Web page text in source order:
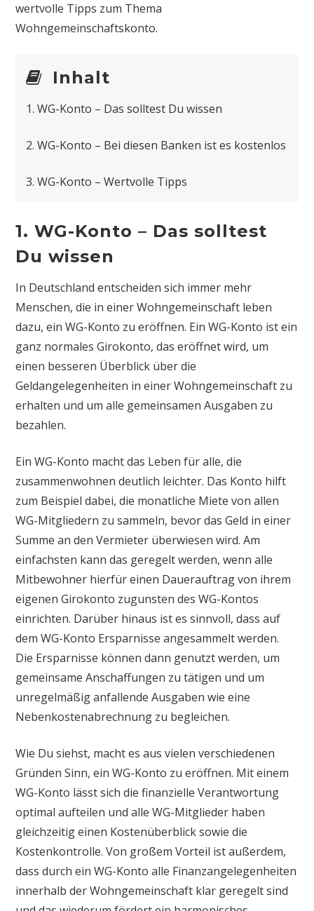
wertvolle Tipps zum Thema
Wohngemeinschaftskonto.
Inhalt
1. WG-Konto – Das solltest Du wissen
2. WG-Konto – Bei diesen Banken ist es kostenlos
3. WG-Konto – Wertvolle Tipps
1. WG-Konto – Das solltest
Du wissen
In Deutschland entscheiden sich immer mehr
Menschen, die in einer Wohngemeinschaft leben
dazu, ein WG-Konto zu eröffnen. Ein WG-Konto ist ein
ganz normales Girokonto, das eröffnet wird, um
einen besseren Überblick über die
Geldangelegenheiten in einer Wohngemeinschaft zu
erhalten und um alle gemeinsamen Ausgaben zu
bezahlen.
Ein WG-Konto macht das Leben für alle, die
zusammenwohnen deutlich leichter. Das Konto hilft
zum Beispiel dabei, die monatliche Miete von allen
WG-Mitgliedern zu sammeln, bevor das Geld in einer
Summe an den Vermieter überwiesen wird. Am
einfachsten kann das geregelt werden, wenn alle
Mitbewohner hierfür einen Dauerauftrag von ihrem
eigenen Girokonto zugunsten des WG-Kontos
einrichten. Darüber hinaus ist es sinnvoll, dass auf
dem WG-Konto Ersparnisse angesammelt werden.
Die Ersparnisse können dann genutzt werden, um
gemeinsame Anschaffungen zu tätigen und um
unregelmäßig anfallende Ausgaben wie eine
Nebenkostenabrechnung zu begleichen.
Wie Du siehst, macht es aus vielen verschiedenen
Gründen Sinn, ein WG-Konto zu eröffnen. Mit einem
WG-Konto lässt sich die finanzielle Verantwortung
optimal aufteilen und alle WG-Mitglieder haben
gleichzeitig einen Kostenüberblick sowie die
Kostenkontrolle. Von großem Vorteil ist außerdem,
dass durch ein WG-Konto alle Finanzangelegenheiten
innerhalb der Wohngemeinschaft klar geregelt sind